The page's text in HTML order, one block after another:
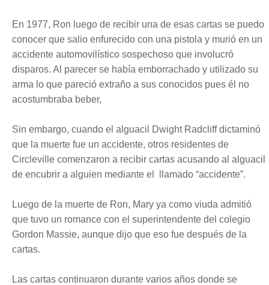
En 1977, Ron luego de recibir una de esas cartas se puedo
conocer que salio enfurecido con una pistola y murió en un
accidente automovilístico sospechoso que involucró
disparos. Al parecer se había emborrachado y utilizado su
arma lo que pareció extraño a sus conocidos pues él no
acostumbraba beber,
Sin embargo, cuando el alguacil Dwight Radcliffdictaminó
que la muerte fue un accidente, otros residentes de
Circleville comenzaron a recibir cartas acusando al alguacil
de encubrir a alguien mediante el llamado “accidente”.
Luego de la muerte de Ron, Mary ya como viuda admitió
que tuvo un romance con el superintendente del colegio
Gordon Massie, aunque dijo que eso fue después de la
cartas.
Las cartas continuaron durante varios años donde se